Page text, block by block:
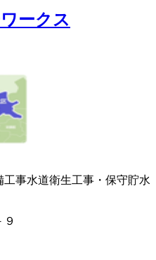
ークス
工事水道衛生工事・保守貯水